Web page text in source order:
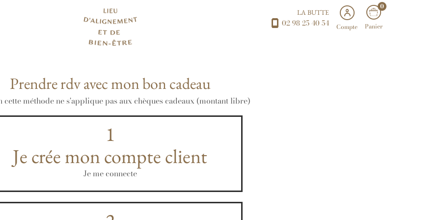
LA BUTTE
02 98 25 40 54 Compte
0
Panier
Prendre rdv avec mon bon cadeau
cette méthode ne s'applique pas aux chèques cadeaux (montant libre)
1
Je crée mon compte client
Je me connecte